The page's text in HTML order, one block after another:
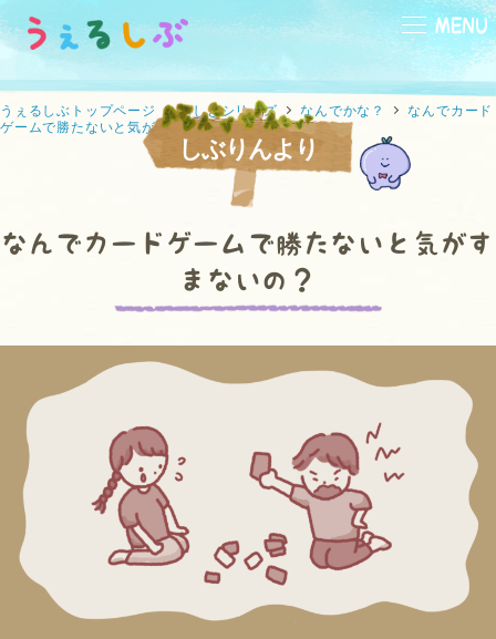
メ
イ
コ
ン
へ
中学生
向け
高校生
向け
なんでかな？ なんだろう？
MENU
うぇるしぶトップページ ふしぎシリーズ なんでかな？
なんでカード
ゲームで勝たないと気がすまないの？
なんでカードゲームで勝たないと気がす
まないの？
しぶりんより